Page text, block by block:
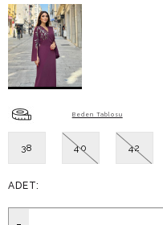
Beden Tablosu
38 40 42
ADET: